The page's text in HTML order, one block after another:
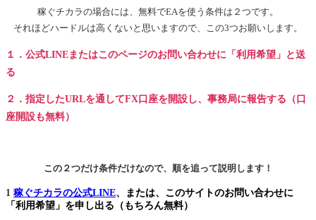
稼ぐチカラの場合には、無料でEAを使う条件は２つです。
それほどハードルは高くないと思いますので、この3つお願いします。
１．公式LINEまたはこのページのお問い合わせに「利用希望」と送
る
２．指定したURLを通してFX口座を開設し、事務局に報告する（口
座開設も無料）
この２つだけ条件だけなので、順を追って説明します！
1 稼ぐチカラの公式LINE、または、このサイトのお問い合わせに
「利用希望」を申し出る（もちろん無料）